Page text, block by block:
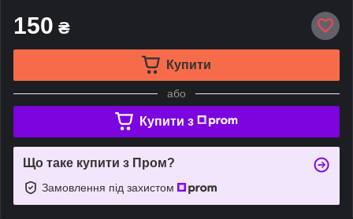
150 ₴
Купити
або
Купити з
Що таке купити з Пром?
Замовлення під захистом